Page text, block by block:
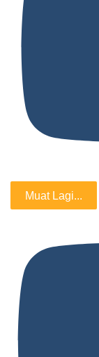
Muat Lagi...